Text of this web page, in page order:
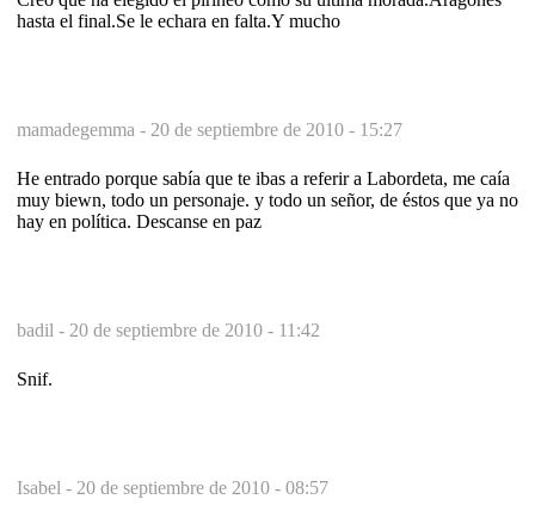
hasta el final.Se le echara en falta.Y mucho
mamadegemma - 20 de septiembre de 2010 - 15:27
He entrado porque sabía que te ibas a referir a Labordeta, me caía
muy biewn, todo un personaje. y todo un señor, de éstos que ya no
hay en política. Descanse en paz
badil - 20 de septiembre de 2010 - 11:42
Snif.
Isabel - 20 de septiembre de 2010 - 08:57